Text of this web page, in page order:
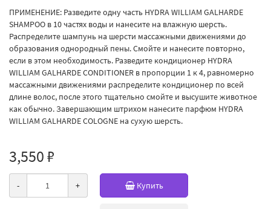
ПРИМЕНЕНИЕ: Разведите одну часть HYDRA WILLIAM GALHARDE
SHAMPOO в 10 частях воды и нанесите на влажную шерсть.
Распределите шампунь на шерсти массажными движениями до
образования однородный пены. Смойте и нанесите повторно,
если в этом необходимость. Разведите кондиционер HYDRA
WILLIAM GALHARDE CONDITIONER в пропорции 1 к 4, равномерно
массажными движениями распределите кондиционер по всей
длине волос, после этого тщательно смойте и высушите животное
как обычно. Завершающим штрихом нанесите парфюм HYDRA
WILLIAM GALHARDE COLOGNE на сухую шерсть.
3,550 ₽
- + Купить